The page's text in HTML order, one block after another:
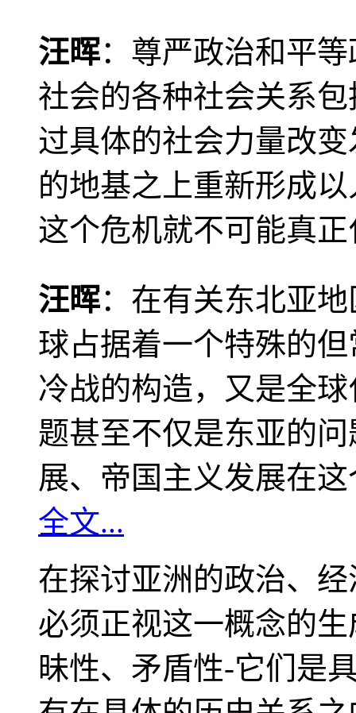
汪晖：尊严政治和平
社会的各种社会关系
过具体的社会力量改
的地基之上重新形成
这个危机就不可能真
汪晖：在有关东北亚
球占据着一个特殊的
冷战的构造，又是全
题甚至不仅是东亚的
展、帝国主义发展在
全文...
在探讨亚洲的政治、
必须正视这一概念的
昧性、矛盾性-它们是